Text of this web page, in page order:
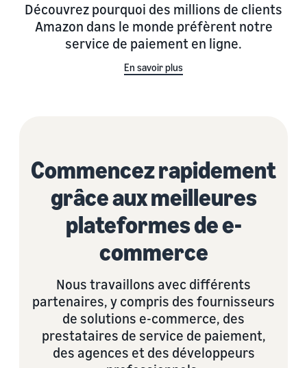
Découvrez pourquoi des millions de clients
Amazon dans le monde préfèrent notre
service de paiement en ligne.
En savoir plus
Commencez rapidement
grâce aux meilleures
plateformes de e-
commerce
Nous travaillons avec différents
partenaires, y compris des fournisseurs
de solutions e-commerce, des
prestataires de service de paiement,
des agences et des développeurs